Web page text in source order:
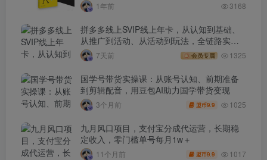
1年前 3168
拼多多线上SVIP线上年卡，从认知到基础、
从推广到活动、从活动到玩法，全链路实战
(260730)
7天前 会员专属 1325
国学号带货实操课：从账号认知、前期准备
到剪辑配音，用豆包AI助力国学带货变现
3个月前 盟币9.9 1025
九月风口项目，支付宝分成代运营，长期稳
定收入，零门槛单号每月1w＋
11个月前 盟币9.9 1017